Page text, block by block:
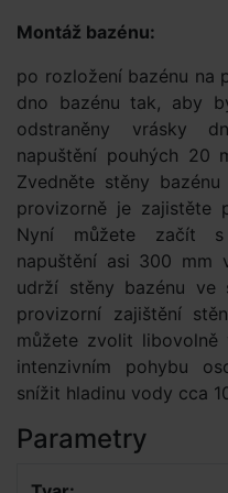
Montáž bazénu:
po rozložení bazénu na
dno bazénu tak, aby
odstraněny vrásky
napuštění pouhých 20
Zvedněte stěny
provizorně je zajistěte
Nyní můžete začít s
napuštění asi 300 mm
udrží stěny bazénu ve
provizorní zajištění
můžete zvolit libovolně
intenzivním pohybu
snížit hladinu vody cca
Parametry